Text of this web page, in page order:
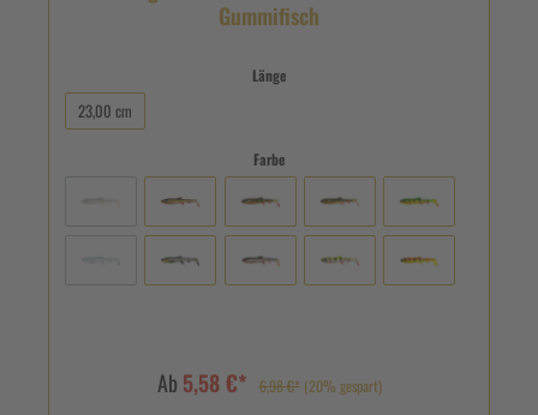
Gummifisch
Länge
23,00 cm
Farbe
Ab 5,58 €* 6,98 €* (20% gespart)